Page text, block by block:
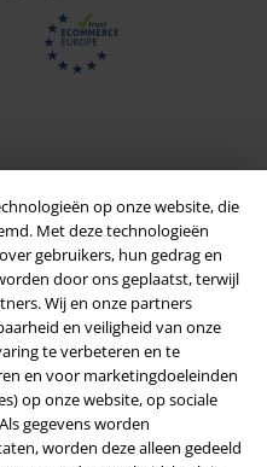
op onze website, die
Met deze technologieën
gebruikers, hun gedrag en
door ons geplaatst, terwijl
Wij en onze partners
en veiligheid van onze
te verbeteren en te
en voor marketingdoeleinden
op onze website, op sociale
gegevens worden
worden deze alleen gedeeld